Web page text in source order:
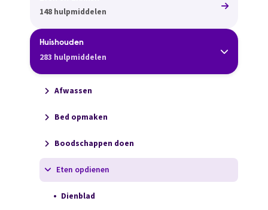
148 hulpmiddelen
Huishouden
283 hulpmiddelen
Afwassen
Bed opmaken
Boodschappen doen
Eten opdienen
Dienblad